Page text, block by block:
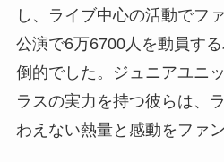
し、ライブ中心の活動でフ
公演で6万6700人を動員す
倒的でした。ジュニアユニ
ラスの実力を持つ彼らは、
わえない熱量と感動をファ